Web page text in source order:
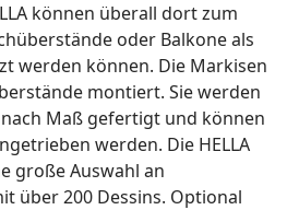
können überall dort zum
oder Balkone als
werden können. Die Markisen
montiert. Sie werden
Maß gefertigt und können
werden. Die HELLA
große Auswahl an
über 200 Dessins. Optional